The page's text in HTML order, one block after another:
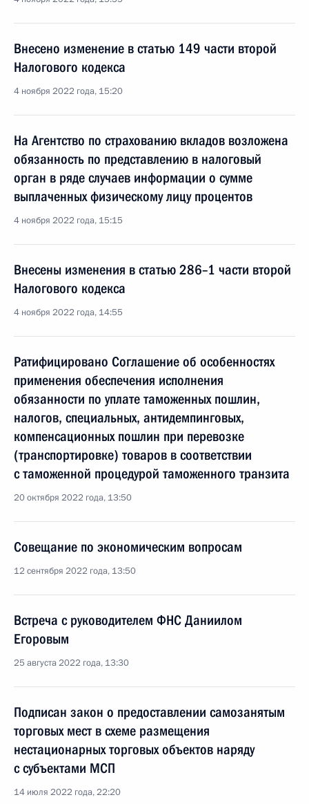
Внесено изменение в статью 149 части второй
Налогового кодекса
4 ноября 2022 года, 15:20
На Агентство по страхованию вкладов возложена
обязанность по представлению в налоговый
орган в ряде случаев информации о сумме
выплаченных физическому лицу процентов
4 ноября 2022 года, 15:15
Внесены изменения в статью 286–1 части второй
Налогового кодекса
4 ноября 2022 года, 14:55
Ратифицировано Соглашение об особенностях
применения обеспечения исполнения
обязанности по уплате таможенных пошлин,
налогов, специальных, антидемпинговых,
компенсационных пошлин при перевозке
(транспортировке) товаров в соответствии
с таможенной процедурой таможенного транзита
20 октября 2022 года, 13:50
Совещание по экономическим вопросам
12 сентября 2022 года, 13:50
Встреча с руководителем ФНС Даниилом
Егоровым
25 августа 2022 года, 13:30
Подписан закон о предоставлении самозанятым
торговых мест в схеме размещения
нестационарных торговых объектов наряду
с субъектами МСП
14 июля 2022 года, 22:20